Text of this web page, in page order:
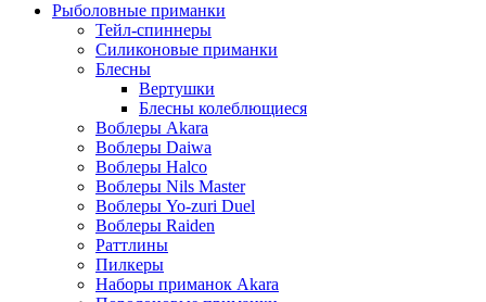
Рыболовные приманки
Тейл-спиннеры
Силиконовые приманки
Блесны
Вертушки
Блесны колеблющиеся
Воблеры Akara
Воблеры Daiwa
Воблеры Halco
Воблеры Nils Master
Воблеры Yo-zuri Duel
Воблеры Raiden
Раттлины
Пилкеры
Наборы приманок Akara